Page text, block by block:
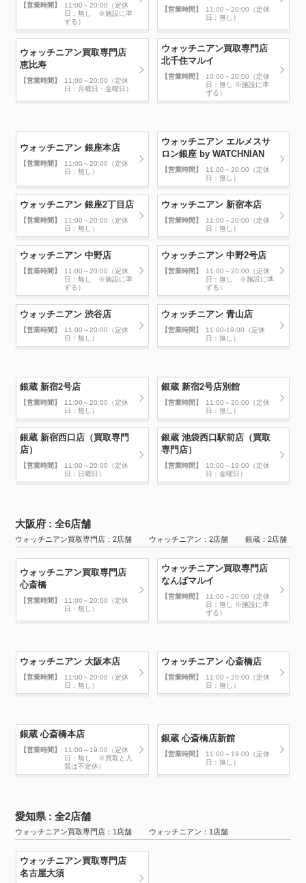
【営業時間】
11:00～20:00（定休
日：無し ※施設に準
ずる）
【営業時間】
11:00～20:00（定休
日：無し）
ウォッチニアン買取専門店
恵比寿
【営業時間】
11:00～20:00（定休
日：月曜日・金曜日）
ウォッチニアン買取専門店
北千住マルイ
【営業時間】
10:00～20:00（定休
日：無し ※施設に準
ずる）
ウォッチニアン 銀座本店
【営業時間】
11:00～20:00（定休
日：無し）
ウォッチニアン エルメスサ
ロン銀座 by WATCHNIAN
【営業時間】
11:00～20:00（定休
日：無し）
ウォッチニアン 銀座2丁目店
【営業時間】
11:00～20:00（定休
日：無し）
ウォッチニアン 新宿本店
【営業時間】
11:00～20:00（定休
日：無し）
ウォッチニアン 中野店
【営業時間】
11:00～20:00（定休
日：無し ※施設に準
ずる）
ウォッチニアン 中野2号店
【営業時間】
11:00～20:00（定休
日：無し ※施設に準
ずる）
ウォッチニアン 渋谷店
【営業時間】
11:00～20:00（定休
日：無し）
ウォッチニアン 青山店
【営業時間】
11:00-19:00（定休
日：無し）
銀蔵 新宿2号店
【営業時間】
11:00～20:00（定休
日：無し）
銀蔵 新宿2号店別館
【営業時間】
11:00～20:00（定休
日：無し）
銀蔵 新宿西口店（買取専門
店）
【営業時間】
11:00～20:00（定休
日：日曜日）
銀蔵 池袋西口駅前店（買取
専門店）
【営業時間】
10:00～19:00（定休
日：金曜日）
大阪府 : 全6店舗
ウォッチニアン買取専門店：2店舗 ウォッチニアン：2店舗 銀蔵：2店舗
ウォッチニアン買取専門店
心斎橋
【営業時間】
11:00～20:00（定休
日：無し）
ウォッチニアン買取専門店
なんばマルイ
【営業時間】
11:00～20:00（定休
日：無し ※施設に準
ずる）
ウォッチニアン 大阪本店
【営業時間】
11:00～20:00（定休
日：無し）
ウォッチニアン 心斎橋店
【営業時間】
11:00～20:00（定休
日：無し）
銀蔵 心斎橋本店
【営業時間】
11:00～19:00（定休
日：無し ※買取と入
質は不定休）
銀蔵 心斎橋店新館
【営業時間】
11:00～19:00（定休
日：無し）
愛知県 : 全2店舗
ウォッチニアン買取専門店：1店舗 ウォッチニアン：1店舗
ウォッチニアン買取専門店
名古屋大須